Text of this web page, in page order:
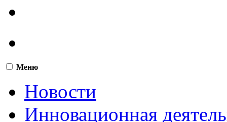
Меню
Новости
Инновационная